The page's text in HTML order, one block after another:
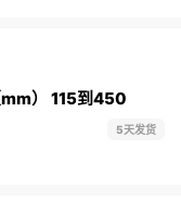
mm） 115到450
5天发货